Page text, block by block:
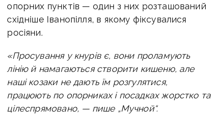
опорних пунктів — один з них розташований
східніше Іванопілля, в якому фіксувалися
росіяни.
«Просування у кнурів є, вони проламують
лінію й намагаються створити кишеню, але
наші козаки не дають їм розгулятися,
працюють по опорниках і посадках жорстко та
цілеспрямовано, — пише „Мучной“.